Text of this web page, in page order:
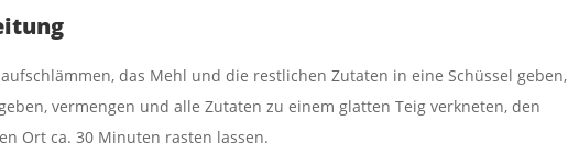
das Mehl und die restlichen Zutaten in eine Schüssel geben,
vermengen und alle Zutaten zu einem glatten Teig verkneten, den
Ort ca. 30 Minuten rasten lassen.